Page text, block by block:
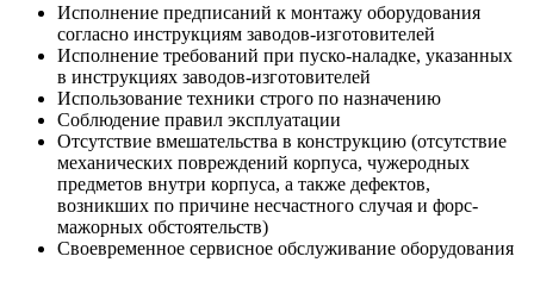
Исполнение предписаний к монтажу оборудования
согласно инструкциям заводов-изготовителей
Исполнение требований при пуско-наладке, указанных
в инструкциях заводов-изготовителей
Использование техники строго по назначению
Соблюдение правил эксплуатации
Отсутствие вмешательства в конструкцию (отсутствие
механических повреждений корпуса, чужеродных
предметов внутри корпуса, а также дефектов,
возникших по причине несчастного случая и форс-
мажорных обстоятельств)
Своевременное сервисное обслуживание оборудования